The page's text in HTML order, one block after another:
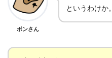
ポンさん
というわけか。